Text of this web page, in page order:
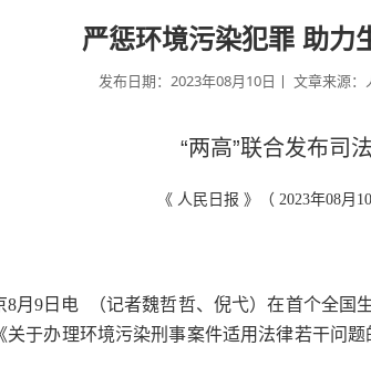
严惩环境污染犯罪 助力
发布日期：2023年08月10日丨 文章来源
“两高”联合发布司
《 人民日报 》（ 2023年08月
9日电 （记者魏哲哲、倪弋）在首个全国
关于办理环境污染刑事案件适用法律若干问